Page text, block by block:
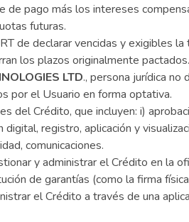
de pago más los intereses
futuras.
de declarar vencidas y exigibles
los plazos originalmente pactados.
LTD., persona jurídica no
por el Usuario en forma optativa.
del Crédito, que incluyen: i)
registro, aplicación y
comunicaciones.
y administrar el Crédito en la
de garantías (como la firma
el Crédito a través de una